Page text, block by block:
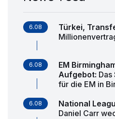
6.08 Türkei,
6.08
EM
Aufgebot:
für die EM in
6.08 National
Daniel Carr